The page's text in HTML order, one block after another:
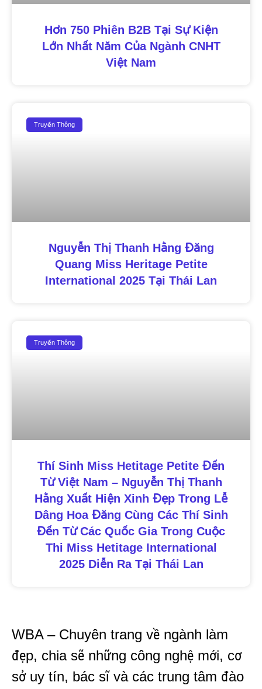
Hơn 750 Phiên B2B Tại Sự Kiện
Lớn Nhất Năm Của Ngành CNHT
Việt Nam
Truyền Thông
Nguyễn Thị Thanh Hằng Đăng
Quang Miss Heritage Petite
International 2025 Tại Thái Lan
Truyền Thông
Thí Sinh Miss Hetitage Petite Đến
Từ Việt Nam – Nguyễn Thị Thanh
Hằng Xuất Hiện Xinh Đẹp Trong Lễ
Dâng Hoa Đăng Cùng Các Thí Sinh
Đến Từ Các Quốc Gia Trong Cuộc
Thi Miss Hetitage International
2025 Diễn Ra Tại Thái Lan
WBA – Chuyên trang về ngành làm
đẹp, chia sẽ những công nghệ mới, cơ
sở uy tín, bác sĩ và các trung tâm đào